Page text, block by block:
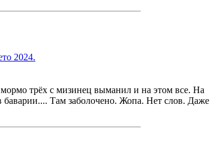
2024.
трёх с мизинец выманил и на этом все. На
баварии.... Там заболочено. Жопа. Нет слов. Даже